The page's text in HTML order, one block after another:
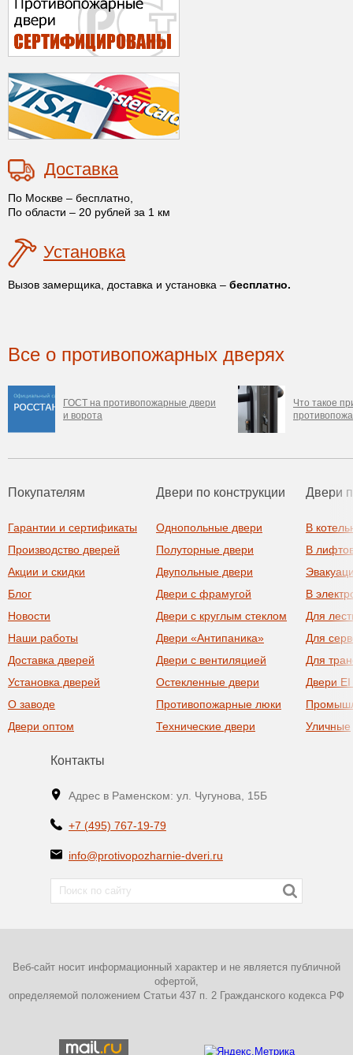
Доставка
По Москве – бесплатно,
По области – 20 рублей за 1 км
Установка
Вызов замерщика, доставка и установка – бесплатно.
Все о противопожарных дверях
ГОСТ на противопожарные двери
и ворота
Что такое
Покупателям
Гарантии и сертификаты
Производство дверей
Акции и скидки
Блог
Новости
Наши работы
Доставка дверей
Установка дверей
О заводе
Двери оптом
Двери по конструкции
Однопольные двери
Полуторные двери
Двупольные двери
Двери с фрамугой
Двери с круглым стеклом
Двери «Антипаника»
Двери с вентиляцией
Остекленные двери
Противопожарные люки
Технические двери
Двери
В
В
В
Для
Для
Для
Двери
Уличные
Контакты
Адрес в Раменском: ул. Чугунова, 15Б
+7 (495) 767-19-79
info@protivopozharnie-dveri.ru
Веб-сайт носит информационный характер и не является публичной
офертой,
определяемой положением Статьи 437 п. 2 Гражданского кодекса РФ